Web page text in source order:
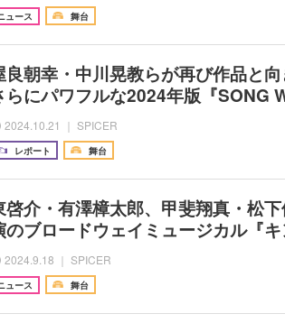
ュース 舞台
良朝幸・中川晃教らが再び作品と向
らにパワフルな2024年版『SONG
2024.10.21 ｜ SPICER
レポート 舞台
啓介・有澤樟太郎、甲斐翔真・松
のブロードウェイミュージカル『
2024.9.18 ｜ SPICER
ュース 舞台